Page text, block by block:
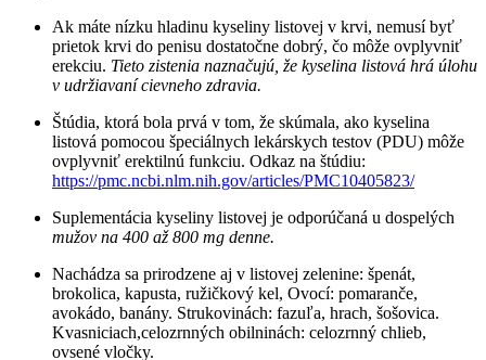
Ak máte nízku hladinu kyseliny listovej v krvi, nemusí byť
prietok krvi do penisu dostatočne dobrý, čo môže ovplyvniť
erekciu. Tieto zistenia naznačujú, že kyselina listová hrá úlohu
v udržiavaní cievneho zdravia.
Štúdia, ktorá bola prvá v tom, že skúmala, ako kyselina
listová pomocou špeciálnych lekárskych testov (PDU) môže
ovplyvniť erektilnú funkciu. Odkaz na štúdiu:
https://pmc.ncbi.nlm.nih.gov/articles/PMC10405823/
Suplementácia kyseliny listovej je odporúčaná u dospelých
mužov na 400 až 800 mg denne.
Nachádza sa prirodzene aj v listovej zelenine: špenát,
brokolica, kapusta, ružičkový kel, Ovocí: pomaranče,
avokádo, banány. Strukovinách: fazuľa, hrach, šošovica.
Kvasniciach,celozrnných obilninách: celozrnný chlieb,
ovsené vločky.